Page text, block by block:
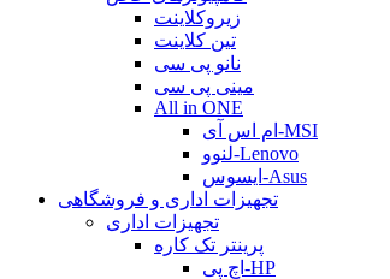
زیروکلاینت
تین کلاینت
نانو پی سی
مینی پی سی
All in ONE
ام اس آی-MSI
لنوو-Lenovo
ایسوس-Asus
تجهیزات اداری و فروشگاهی
تجهیزات اداری
پرینتر تک کاره
اچ پی-HP